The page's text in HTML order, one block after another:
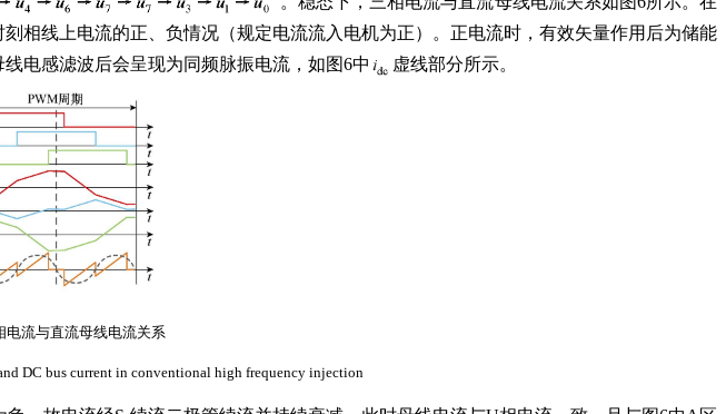
相线上电流的正、负情况（规定电流流入电机为正）。正电流时，有效矢量作用后为储能
电感滤波后会呈现为同频脉振电流，如图6中
虚线部分所示。
电流与直流母线电流关系
DC bus current in conventional high frequency injection